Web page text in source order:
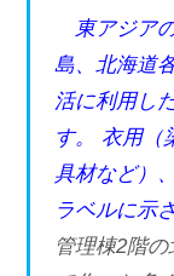
東アジア
島、北海道
活に利用し
す。 衣用（
具材など）
ラベルに示
管理棟2階